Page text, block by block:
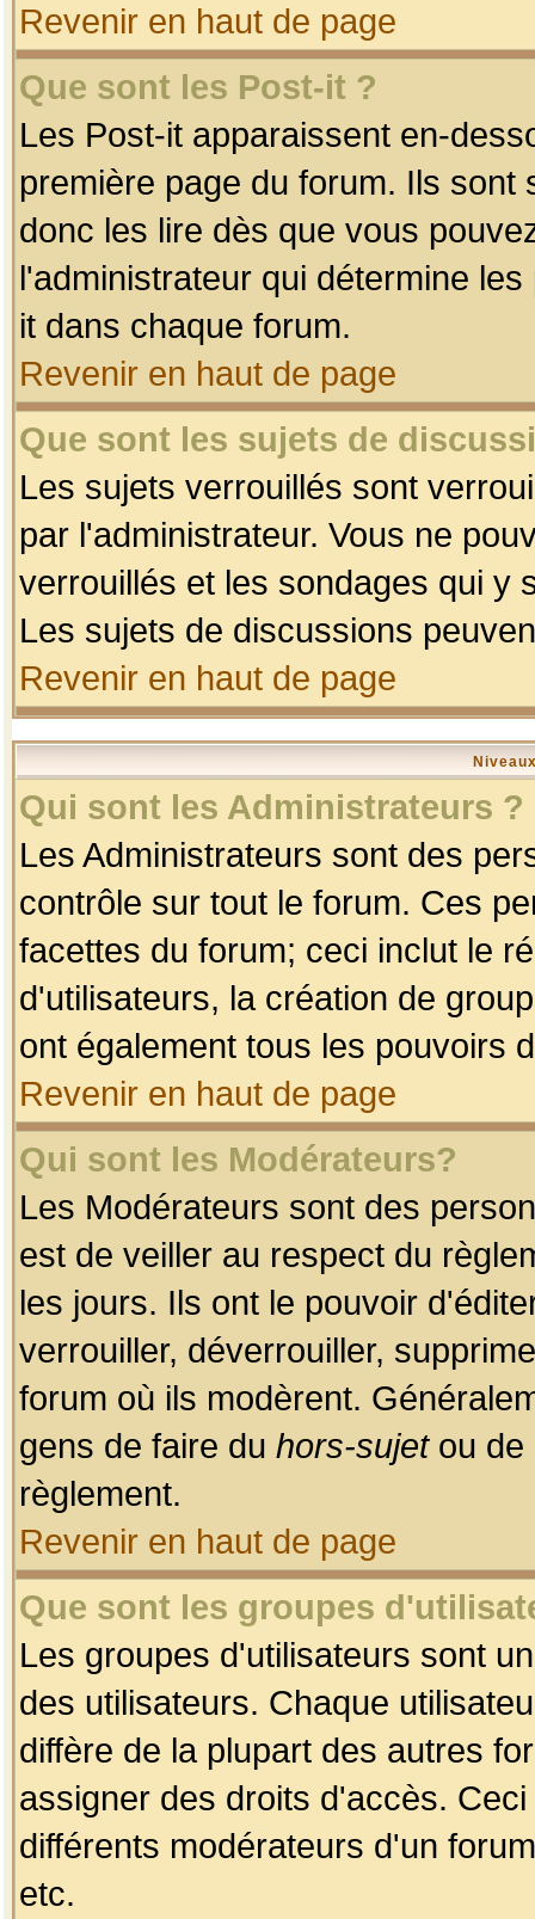
Revenir en haut de page
Que sont les Post-it ?
Les Post-it apparaissent en-
première page du forum. Ils
donc les lire dès que vous
l'administrateur qui détermine
it dans chaque forum.
Revenir en haut de page
Que sont les sujets de
Les sujets verrouillés sont
par l'administrateur. Vous ne
verrouillés et les sondages qui y
Les sujets de discussions
Revenir en haut de page
Qui sont les Administrateurs ?
Les Administrateurs sont des
contrôle sur tout le forum. Ces
facettes du forum; ceci inclut le
d'utilisateurs, la création de
ont également tous les pouvoirs
Revenir en haut de page
Qui sont les Modérateurs?
Les Modérateurs sont des
est de veiller au respect du
les jours. Ils ont le pouvoir
verrouiller, déverrouiller,
forum où ils modèrent.
gens de faire du hors-sujetou de
règlement.
Revenir en haut de page
Que sont les groupes
Les groupes d'utilisateurs sont
des utilisateurs. Chaque
diffère de la plupart des autres
assigner des droits d'accès.
différents modérateurs d'un
etc.